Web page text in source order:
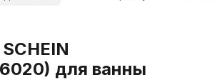
для ванны